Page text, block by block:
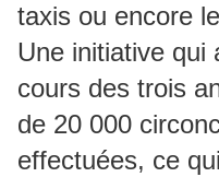
taxis ou encore
Une initiative qui
cours des trois
de 20 000
effectuées, ce